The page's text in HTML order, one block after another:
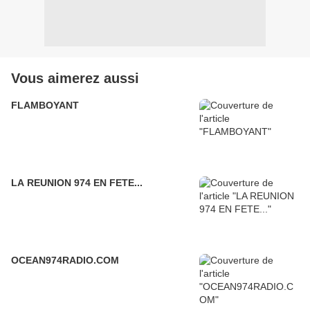
Vous aimerez aussi
FLAMBOYANT
LA REUNION 974 EN FETE...
OCEAN974RADIO.COM